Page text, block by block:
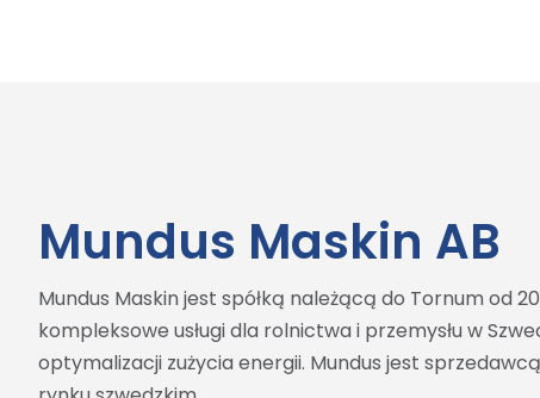
Mundus Maskin AB
Mundus Maskin jest spółką należącą do Tornum od
kompleksowe usługi dla rolnictwa i przemysłu w
optymalizacji zużycia energii. Mundus jest